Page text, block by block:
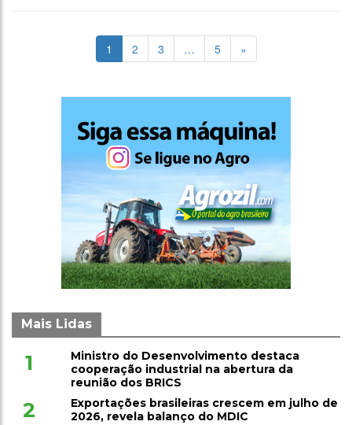
1 2 3 … 5 »
Mais Lidas
1
Ministro do Desenvolvimento destaca
cooperação industrial na abertura da
reunião dos BRICS
2
Exportações brasileiras crescem em julho de
2026, revela balanço do MDIC